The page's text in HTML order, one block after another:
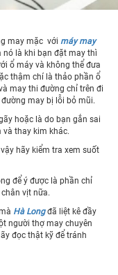
may mặc với máy may
nó là khi bạn đặt may thì
ổ máy và không thể đưa
thậm chí là thảo phần ổ
may thi đường chỉ trên đi
may bị lỗi bỏ mũi.
hoặc là do bạn gắn sai
thay kim khác.
hãy kiểm tra xem suốt
để ý được là phần chỉ
vịt nữa.
Hà Longđã liệt kê đầy
người thợ may chuyên
đọc thật kỹ để tránh